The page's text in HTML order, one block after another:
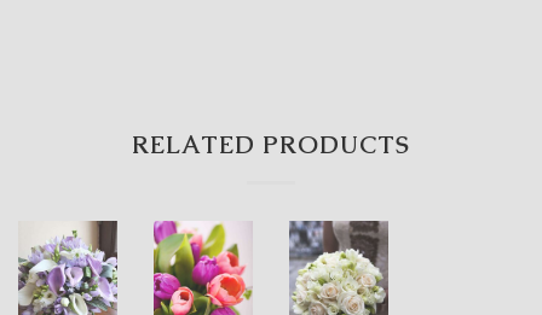
RELATED PRODUCTS